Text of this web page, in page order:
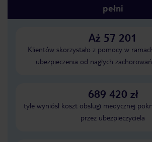
pełni
Aż 57 201
Klientów skorzystało z pomocy w
ubezpieczenia od nagłych
689 420 zł
tyle wyniósł koszt obsługi medycznej
przez ubezpieczyciela